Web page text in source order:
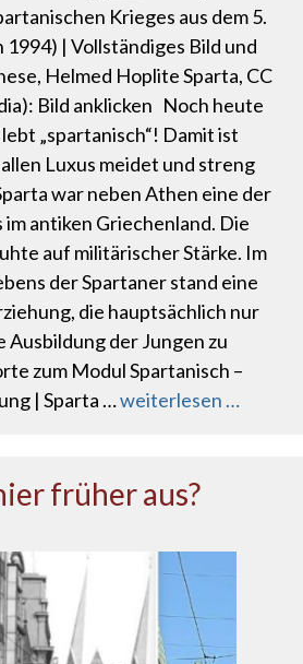
Krieges aus dem 5.
1994) | Vollständiges Bild und
Helmed Hoplite Sparta, CC
Bild anklicken Noch heute
„spartanisch“! Damit ist
Luxus meidet und streng
war neben Athen eine der
antiken Griechen­land. Die
auf militärischer Stärke. Im
der Spartaner stand eine
die hauptsächlich nur
Ausbildung der Jungen zu
zum Modul Spartanisch –
| Sparta …weiterlesen …
früher aus?